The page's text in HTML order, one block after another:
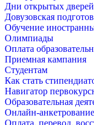
Дни открытых дверей
Довузовская
Обучение
Олимпиады
Оплата
Приемная кампания
Студентам
Как стать
Навигатор
Образовательная
Онлайн-анкетрование
Оплата, перевод,